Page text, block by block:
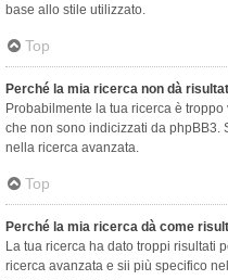
base allo stile utilizzato.
Top
Perché la mia ricerca non dà
Probabilmente la tua ricerca è
che non sono indicizzati da
nella ricerca avanzata.
Top
Perché la mia ricerca dà come
La tua ricerca ha dato troppi risultati
ricerca avanzata e sii più specifico